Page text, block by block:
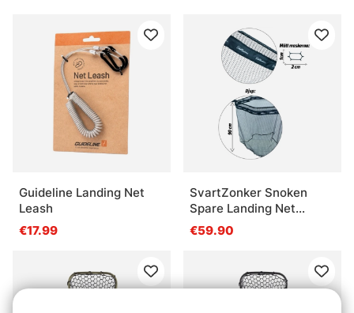
Guideline Landing Net
Leash
€17.99
SvartZonker Snoken
Spare Landing Net
85x80cm
€59.90